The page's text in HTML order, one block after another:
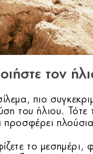
τον
πιο
του ήλιου.
προσφέρει
το μεσημέρι,